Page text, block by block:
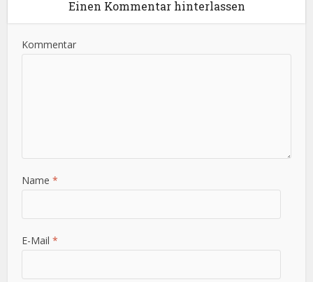
Einen Kommentar hinterlassen
Kommentar
Name*
E-Mail*